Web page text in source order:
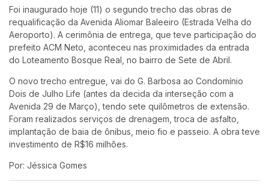
Foi inaugurado hoje (11) o segundo trecho das obras de
requalificação da Avenida Aliomar Baleeiro (Estrada Velha do
Aeroporto). A cerimônia de entrega, que teve participação do
prefeito ACM Neto, aconteceu nas proximidades da entrada
do Loteamento Bosque Real, no bairro de Sete de Abril.
O novo trecho entregue, vai do G. Barbosa ao Condomínio
Dois de Julho Life (antes da decida da interseção com a
Avenida 29 de Março), tendo sete quilômetros de extensão.
Foram realizados serviços de drenagem, troca de asfalto,
implantação de baia de ônibus, meio fio e passeio. A obra teve
investimento de R$16 milhões.
Por: Jéssica Gomes